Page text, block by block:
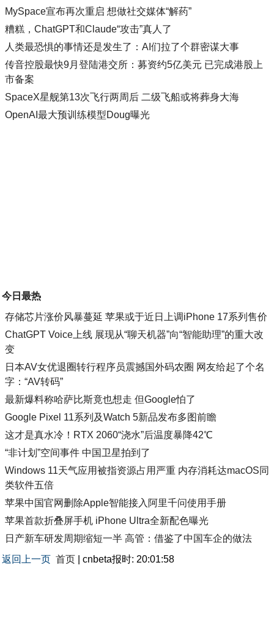
MySpace宣布再次重启 想做社交媒体“解药”
糟糕，ChatGPT和Claude“攻击”真人了
人类最恐惧的事情还是发生了：AI们拉了个群密谋大事
传音控股最快9月登陆港交所：募资约5亿美元 已完成港股上
市备案
SpaceX星舰第13次飞行两周后 二级飞船或将葬身大海
OpenAI最大预训练模型Doug曝光
今日最热
存储芯片涨价风暴蔓延 苹果或于近日上调iPhone 17系列售价
ChatGPT Voice上线 展现从“聊天机器”向“智能助理”的重大改
变
日本AV女优退圈转行程序员震撼国外码农圈 网友给起了个名
字：“AV转码”
最新爆料称哈萨比斯竟也想走 但Google怕了
Google Pixel 11系列及Watch 5新品发布多图前瞻
这才是真水冷！RTX 2060“浇水”后温度暴降42℃
“非计划”空间事件 中国卫星拍到了
Windows 11天气应用被指资源占用严重 内存消耗达macOS同
类软件五倍
苹果中国官网删除Apple智能接入阿里千问使用手册
苹果首款折叠屏手机 iPhone Ultra全新配色曝光
日产新车研发周期缩短一半 高管：借鉴了中国车企的做法
返回上一页 首页 | cnbeta报时: 20:01:58